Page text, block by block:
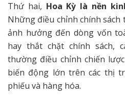
Thứ hai, Hoa Kỳ là nền
Những điều chỉnh chính sách
ảnh hưởng đến dòng vốn
hay thắt chặt chính sách,
thường điều chỉnh chiến
biến động lớn trên các thị
phiếu và hàng hóa.